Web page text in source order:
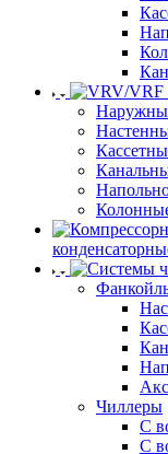
Чиллеры
С
С